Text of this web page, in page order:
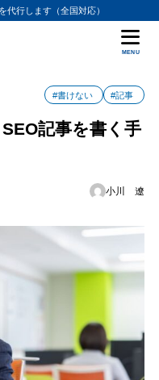
代行します（全国対応）
MENU
#書けない #記事
記事を書く手
小川 遼